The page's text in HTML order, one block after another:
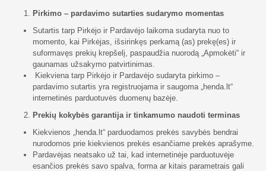
Pirkimo – pardavimo sutarties sudarymo momentas
Sutartis tarp Pirkėjo ir Pardavėjo laikoma sudaryta nuo to
momento, kai Pirkėjas, išsirinkęs perkamą (as) prekę(es) ir
suformavęs prekių krepšelį, paspaudžia nuorodą „Apmokėti“ ir
gaunamas užsakymo patvirtinimas.
Kiekviena tarp Pirkėjo ir Pardavėjo sudaryta pirkimo –
pardavimo sutartis yra registruojama ir saugoma „henda.lt“
internetinės parduotuvės duomenų bazėje.
Prekių kokybės garantija ir tinkamumo naudoti terminas
Kiekvienos „henda.lt“ parduodamos prekės savybės bendrai
nurodomos prie kiekvienos prekės esančiame prekės aprašyme.
Pardavėjas neatsako už tai, kad internetinėje parduotuvėje
esančios prekės savo spalva, forma ar kitais parametrais gali